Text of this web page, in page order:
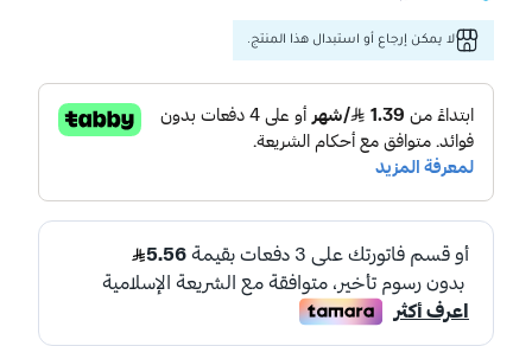
لا يمكن إرجاع أو استبدال هذا المنتج.